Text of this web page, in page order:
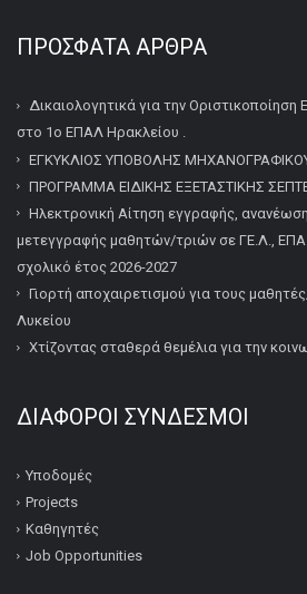
ΠΡΌΣΦΑΤΑ ΆΡΘΡΑ
Δικαιολογητικά για την
στο 1ο ΕΠΑΛ Ηρακλείου .
ΕΓΚΥΚΛΙΟΣ ΥΠΟΒΟΛΗΣ
ΠΡΟΓΡΑΜΜΑ ΕΙΔΙΚΗΣ ΕΞΕΤΑΣΤΙΚΗΣ
Ηλεκτρονική Αίτηση εγγραφής,
μετεγγραφής μαθητών/τριών σε ΓΕ.Λ.,
σχολικό έτος 2026-2027
Γιορτή αποχαιρετισμού για τους
Λυκείου
Χτίζοντας σταθερά θεμέλια για την
ΔΙΆΦΟΡΟΙ ΣΎΝΔΕΣΜΟΙ
Υποδομές
Projects
Καθηγητές
Job Opportunities